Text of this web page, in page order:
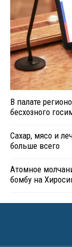
В палате
бесхозного
Сахар, мясо и
больше всего
Атомное
бомбу на